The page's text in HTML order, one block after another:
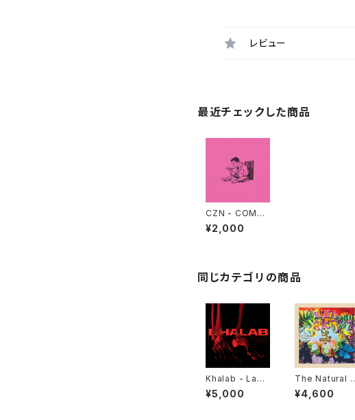
レビュー
最近チェックした商品
CZN - COMM
UTATOR "LP"
¥2,000
同じカテゴリの商品
Khalab - Laye
rs "LP"
¥5,000
The Natural Y
ogurt Band -
Red Sky At Ni
¥4,600